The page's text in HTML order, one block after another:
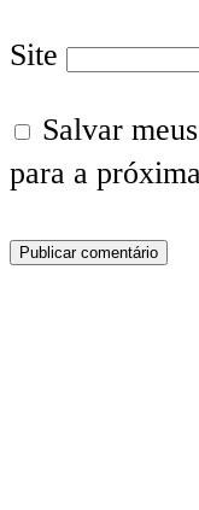
Site
Salvar
para a